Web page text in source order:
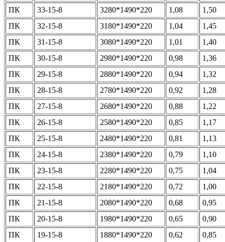
ПК
33-15-8 3280*1490*220 1,08
1,50
ПК
32-15-8 3180*1490*220 1,04
1,45
ПК
31-15-8 3080*1490*220 1,01
1,40
ПК
30-15-8 2980*1490*220 0,98
1,36
ПК
29-15-8 2880*1490*220 0,94
1,32
ПК
28-15-8 2780*1490*220 0,92
1,28
ПК
27-15-8 2680*1490*220 0,88
1,22
ПК
26-15-8 2580*1490*220 0,85
1,17
ПК
25-15-8 2480*1490*220 0,81
1,13
ПК
24-15-8 2380*1490*220 0,79
1,10
ПК
23-15-8 2280*1490*220 0,75
1,04
ПК
22-15-8 2180*1490*220 0,72
1,00
ПК
21-15-8 2080*1490*220 0,68
0,95
ПК
20-15-8 1980*1490*220 0,65
0,90
ПК
19-15-8 1880*1490*220 0,62 0,85